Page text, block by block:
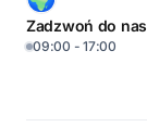
Zadzwoń do
09:00 - 17:00